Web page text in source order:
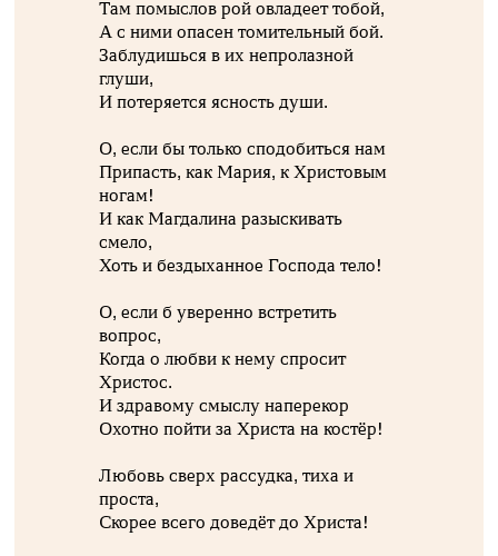
Там помыслов рой овладеет тобой,
А с ними опасен томительный бой.
Заблудишься в их непролазной
глуши,
И потеряется ясность души.
О, если бы только сподобиться нам
Припасть, как Мария, к Христовым
ногам!
И как Магдалина разыскивать
смело,
Хоть и бездыханное Господа тело!
О, если б уверенно встретить
вопрос,
Когда о любви к нему спросит
Христос.
И здравому смыслу наперекор
Охотно пойти за Христа на костёр!
Любовь сверх рассудка, тиха и
проста,
Скорее всего доведёт до Христа!